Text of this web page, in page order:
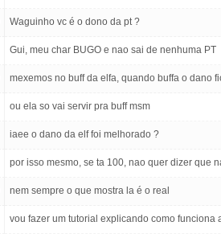
Waguinho vc é o dono da pt ?
Gui, meu char BUGO e nao sai de nenhuma PT
mexemos no buff da elfa, quando buffa o dano
ou ela so vai servir pra buff msm
iaee o dano da elf foi melhorado ?
por isso mesmo, se ta 100, nao quer dizer que
nem sempre o que mostra la é o real
vou fazer um tutorial explicando como funciona